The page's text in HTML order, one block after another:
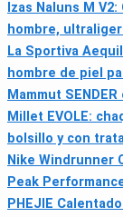
Izas Naluns M
hombre,
La Sportiva
hombre de piel
Mammut
Millet EVOLE:
bolsillo y con
Nike Windrunner
Peak
PHEJIE